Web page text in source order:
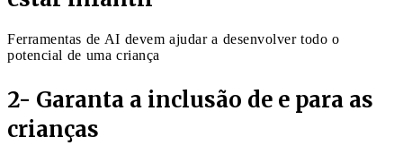
Ferramentas de AI devem ajudar a desenvolver todo o
potencial de uma criança
2- Garanta a inclusão de e para as
crianças